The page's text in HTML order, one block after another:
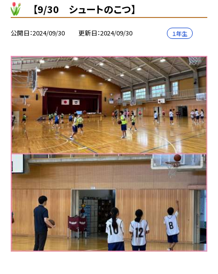
【9/30 シュートのこつ】
公開日 2024/09/30 更新日 2024/09/30 １年生